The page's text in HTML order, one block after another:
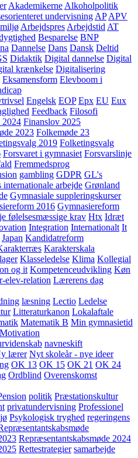
Akademikerne Alkoholpolitik
undervisning AP APV
Arbejdspres Arbejdstid AT
Besparelse BNP
Dannelse Dans Dansk Deltid
Didaktik Digital dannelse Digital
krænkelse Digitalisering
Eksamensform Elevboom i
Engelsk EOP Epx EU Eux
Feedback Filosofi
2024 Finanslov 2025
2023 Folkemøde 23
2019 Folketingsvalg
Forsvaret i gymnasiet Forsvarslinje
Fremmedsprog
gambling GDPR GL's
internationale arbejde Grønland
Gymnasiale suppleringskurser
2016 Gymnasiereform
følelsesmæssige krav Htx Idræt
Integration Internationalt It
Japan Kandidatreform
Karakterskala
Klasseledelse Klima Kollegial
og it Kompetenceudvikling Køn
elev-relation Lærerens dag
læsning Lectio Ledelse
Litteraturkanon Lokalaftale
Matematik B Min gymnasietid
Motivation
navneskift
lærer Nyt skoleår - nye ideer
OK 13 OK 15 OK 21 OK 24
Ordblind Overenskomst
politik Præstationskultur
privatundervisning Professionel
Psykologisk tryghed regeringens
Repræsentantskabsmøde 2024
Rettestrategier samarbejde